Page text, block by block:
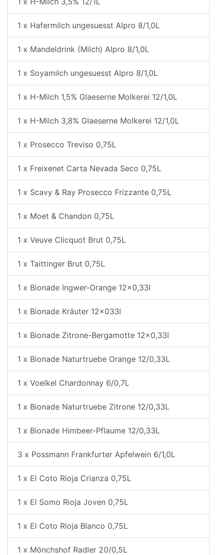
1 x Hafermilch ungesuesst Alpro 8/1,0L
1 x Mandeldrink (Milch) Alpro 8/1,0L
1 x Soyamilch ungesuesst Alpro 8/1,0L
1 x H-Milch 1,5% Glaeserne Molkerei 12/1,0L
1 x H-Milch 3,8% Glaeserne Molkerei 12/1,0L
1 x Prosecco Treviso 0,75L
1 x Freixenet Carta Nevada Seco 0,75L
1 x Scavy & Ray Prosecco Frizzante 0,75L
1 x Moet & Chandon 0,75L
1 x Veuve Clicquot Brut 0,75L
1 x Taittinger Brut 0,75L
1 x Bionade Ingwer-Orange 12x0,33l
1 x Bionade Kräuter 12x033l
1 x Bionade Zitrone-Bergamotte 12x0,33l
1 x Bionade Naturtruebe Orange 12/0,33L
1 x Voelkel Chardonnay 6/0,7L
1 x Bionade Naturtruebe Zitrone 12/0,33L
1 x Bionade Himbeer-Pflaume 12/0,33L
3 x Possmann Frankfurter Apfelwein 6/1,0L
1 x El Coto Rioja Crianza 0,75L
1 x El Somo Rioja Joven 0,75L
1 x El Coto Rioja Blanco 0,75L
1 x Mönchshof Radler 20/0,5L